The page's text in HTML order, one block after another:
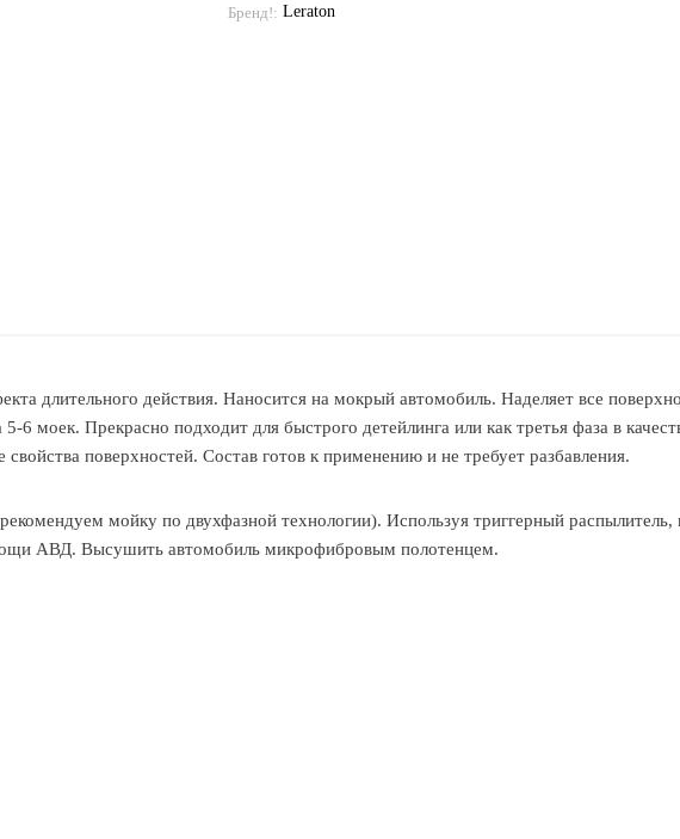
Бренд!: Leraton
длительного действия. Наносится на мокрый автомобиль. Наделяет все
моек. Прекрасно подходит для быстрого детейлинга или как третья фаза в
поверхностей. Состав готов к применению и не требует разбавления.
мойку по двухфазной технологии). Используя триггерный
АВД. Высушить автомобиль микрофибровым полотенцем.